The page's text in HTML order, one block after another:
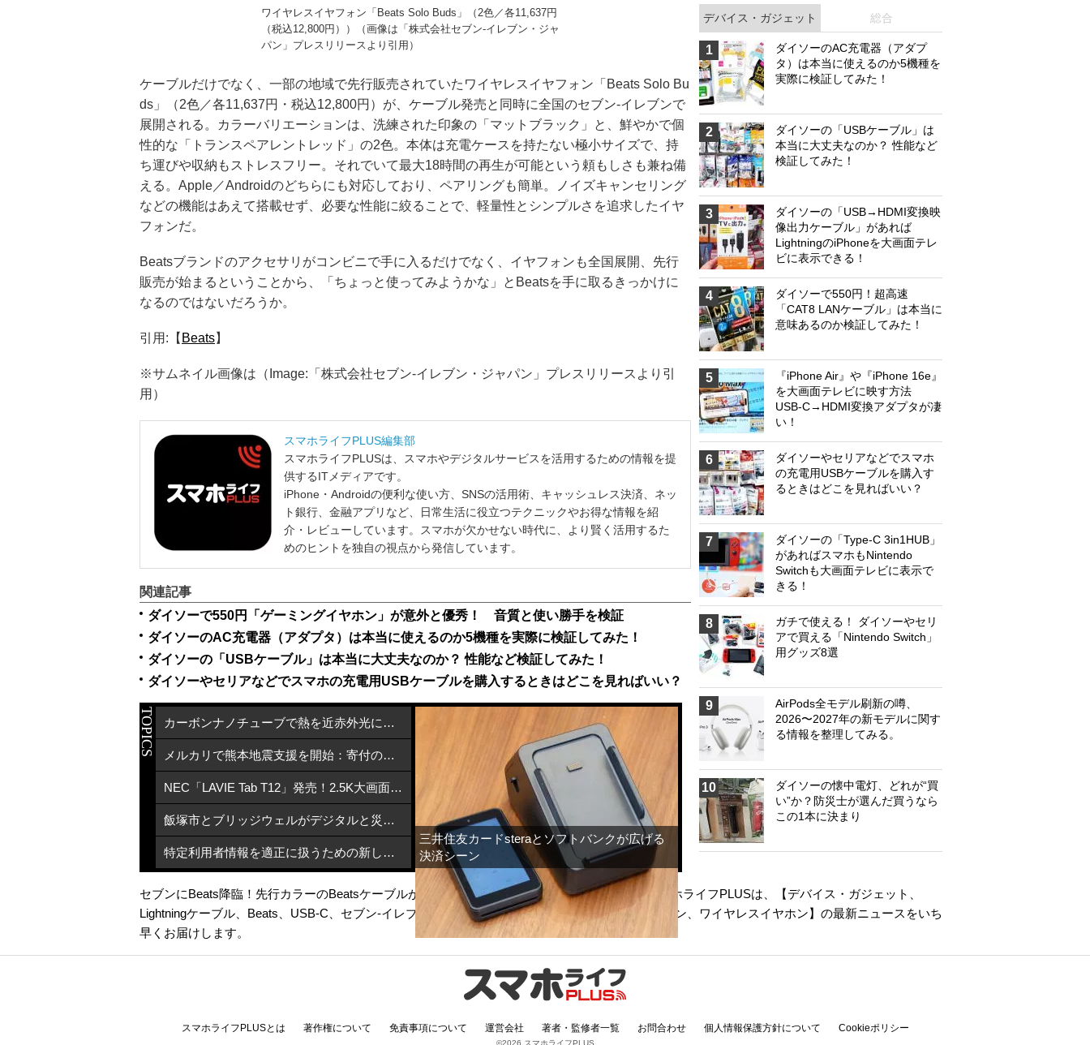
ワイヤレスイヤフォン「Beats Solo Buds」（2色／各11,637円
（税込12,800円））（画像は「株式会社セブン‐イレブン・ジャ
パン」プレスリリースより引用）
ケーブルだけでなく、一部の地域で先行販売されていたワイヤレスイヤフォン「Beats Solo Bu
ds」（2色／各11,637円・税込12,800円）が、ケーブル発売と同時に全国のセブン‐イレブンで
展開される。カラーバリエーションは、洗練された印象の「マットブラック」と、鮮やかで個
性的な「トランスペアレントレッド」の2色。本体は充電ケースを持たない極小サイズで、持
ち運びや収納もストレスフリー。それでいて最大18時間の再生が可能という頼もしさも兼ね備
える。Apple／Androidのどちらにも対応しており、ペアリングも簡単。ノイズキャンセリング
などの機能はあえて搭載せず、必要な性能に絞ることで、軽量性とシンプルさを追求したイヤ
フォンだ。
Beatsブランドのアクセサリがコンビニで手に入るだけでなく、イヤフォンも全国展開、先行
販売が始まるということから、「ちょっと使ってみようかな」とBeatsを手に取るきっかけに
なるのではないだろうか。
引用:【 Beats】
※サムネイル画像は（Image:「株式会社セブン‐イレブン・ジャパン」プレスリリースより引
用）
スマホライフPLUS編集部
スマホライフPLUSは、スマホやデジタルサービスを活用するための情報を提
供するITメディアです。
iPhone・Androidの便利な使い方、SNSの活用術、キャッシュレス決済、ネッ
ト銀行、金融アプリなど、日常生活に役立つテクニックやお得な情報を紹
介・レビューしています。スマホが欠かせない時代に、より賢く活用するた
めのヒントを独自の視点から発信しています。
関連記事
ダイソーで550円「ゲーミングイヤホン」が意外と優秀！ 音質と使い勝手を検証
ダイソーのAC充電器（アダプタ）は本当に使えるのか5機種を実際に検証してみた！
ダイソーの「USBケーブル」は本当に大丈夫なのか？ 性能など検証してみた！
ダイソーやセリアなどでスマホの充電用USBケーブルを購入するときはどこを見ればいい？
TOPICS
三井住友カードsteraとソフトバンクが広げる
決済シーン
カーボンナノチューブで熱を近赤外光に変換する方法
メルカリで熊本地震支援を開始：寄付の方法と活用先
NEC「LAVIE Tab T12」発売！2.5K大画面Androidタブレットが6万円台で登場
飯塚市とブリッジウェルがデジタルと災害支援で連携協定締結
特定利用者情報を適正に扱うための新しい指針とは？
デバイス・ガジェット 総合
1
ダイソーのAC充電器（アダプ
タ）は本当に使えるのか5機種を
実際に検証してみた！
2
ダイソーの「USBケーブル」は
本当に大丈夫なのか？ 性能など
検証してみた！
3
ダイソーの「USB→HDMI変換映
像出力ケーブル」があれば
LightningのiPhoneを大画面テレ
ビに表示できる！
4
ダイソーで550円！超高速
「CAT8 LANケーブル」は本当に
意味あるのか検証してみた！
5
『iPhone Air』や『iPhone 16e』
を大画面テレビに映す方法
USB-C→HDMI変換アダプタが凄
い！
6
ダイソーやセリアなどでスマホ
の充電用USBケーブルを購入す
るときはどこを見ればいい？
7
ダイソーの「Type-C 3in1HUB」
があればスマホもNintendo
Switchも大画面テレビに表示で
きる！
8
ガチで使える！ ダイソーやセリ
アで買える「Nintendo Switch」
用グッズ8選
9
AirPods全モデル刷新の噂、
2026〜2027年の新モデルに関す
る情報を整理してみる。
10
ダイソーの懐中電灯、どれが“買
い”か？防災士が選んだ買うなら
この1本に決まり
セブンにBeats降臨！先行カラーのBeatsケーブルが話題【7月11日スタート】のページです。スマホライフPLUSは、【デバイス・ガジェット
Lightningケーブル
Beats USB‐C セブン-イレブン 、 USBケーブル、Bluetoothイヤホン イヤホン ワイヤレスイヤホン】の最新ニュースをいち
早くお届けします。
スマホライフPLUSとは 著作権について 免責事項について 運営会社 著者・監修者一覧 お問合わせ 個人情報保護方針について Cookieポリシー
©2026 スマホライフPLUS